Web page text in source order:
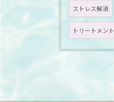
ストレス解消
トリートメント